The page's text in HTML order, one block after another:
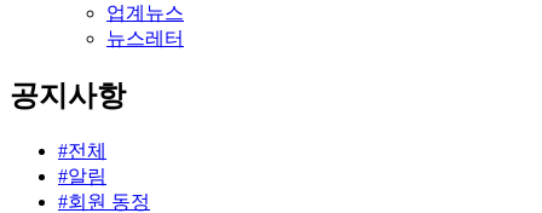
업계뉴스
뉴스레터
공지사항
#전체
#알림
#회원 동정